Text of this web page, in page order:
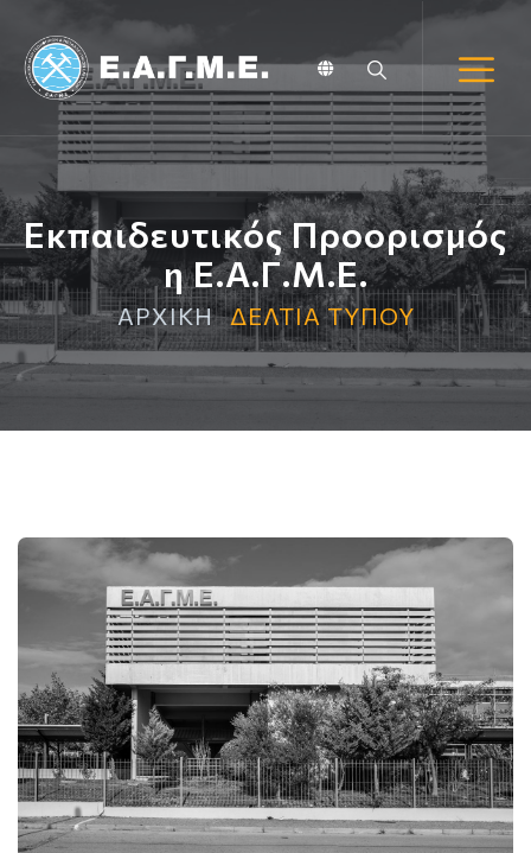
Εκπαιδευτικός Προορισμός
η Ε.Α.Γ.Μ.Ε.
ΑΡΧΙΚΗ ΔΕΛΤΙΑ ΤΥΠΟΥ